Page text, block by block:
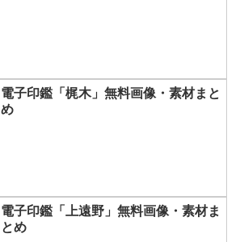
電子印鑑「梶木」無料画像・素材まと
め
電子印鑑「上遠野」無料画像・素材ま
とめ